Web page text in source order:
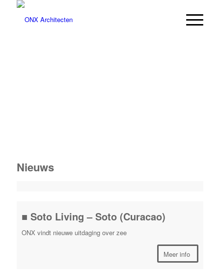
DEBBEMEERSTRAAT
Nieuws
■ Soto Living – Soto (Curacao)
ONX vindt nieuwe uitdaging over zee
Meer info